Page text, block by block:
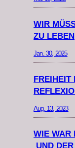
WIR
ZU LEBEN
Jan. 30, 2025
FREIHEIT
Aug. 13, 2023
WIE WAR
UND